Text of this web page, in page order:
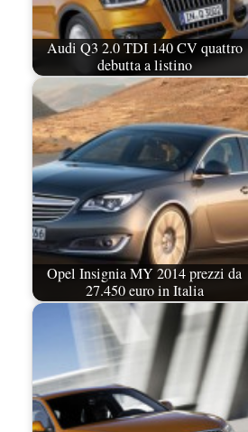
Audi Q3 2.0 TDI 140 CV quattro
debutta a listino
Opel Insignia MY 2014 prezzi da
27.450 euro in Italia